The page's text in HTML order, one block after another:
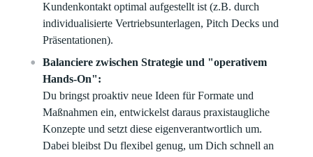
Kundenkontakt optimal aufgestellt ist (z.B. durch
individualisierte Vertriebsunterlagen, Pitch Decks und
Präsentationen).
Balanciere zwischen Strategie und "operativem
Hands-On":
Du bringst proaktiv neue Ideen für Formate und
Maßnahmen ein, entwickelst daraus praxistaugliche
Konzepte und setzt diese eigenverantwortlich um.
Dabei bleibst Du flexibel genug, um Dich schnell an